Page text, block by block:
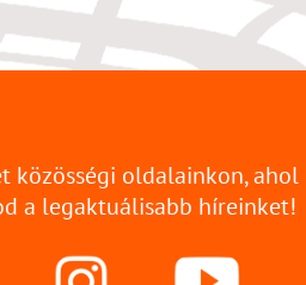
közösségi oldalainkon, ahol
a legaktuálisabb híreinket!